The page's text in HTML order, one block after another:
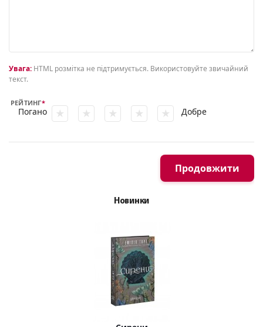
Увага: HTML розмітка не підтримується. Використовуйте звичайний
текст.
РЕЙТИНГ
Погано Добре
Продовжити
Новинки